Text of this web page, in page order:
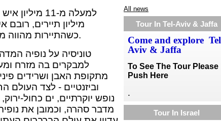
מיליון תיירים, רובם
כשהתיירות מהווה מבחינתה מקור עיקרי להכנסת מטבע זר.
טוניסיה על נופיה
למבקרים בה מזרח
מתקופת האבן ושרידים
וביזנטיים - לצד העולם
נופש יוקרתיים, ים כחול-
מדבר סהרה, וכמובן את
All news
Tour In Tel-Aviv & Jaffa
Come and explore Tel
Aviv & Jaffa
To See The Tour Please
Push Here
.
Tour In Israel